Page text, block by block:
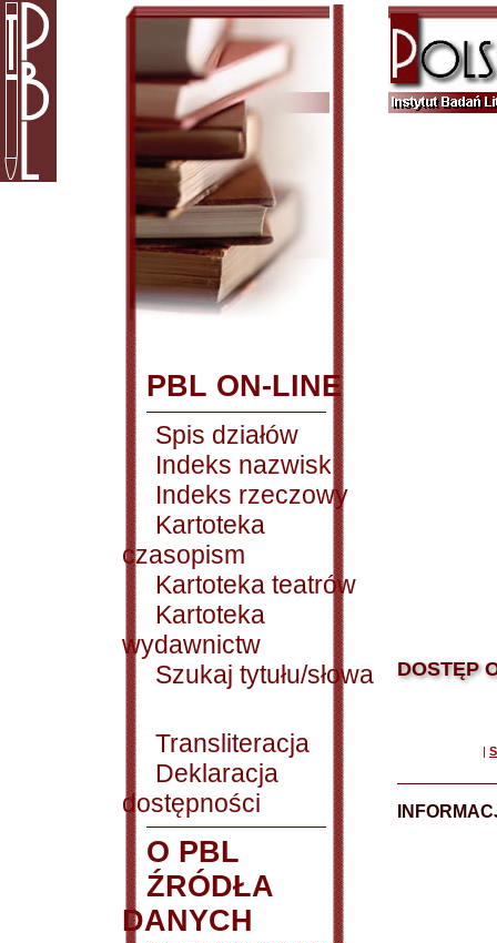
PBL ON-LINE
Spis działów
Indeks nazwisk
Indeks rzeczowy
Kartoteka
czasopism
Kartoteka teatrów
Kartoteka
wydawnictw
Szukaj tytułu/słowa
Transliteracja
Deklaracja
dostępności
O PBL
ŹRÓDŁA
DANYCH
DOSTĘP
|